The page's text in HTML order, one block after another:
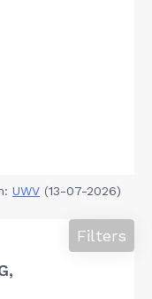
UWV (13-07-2026)
Filters